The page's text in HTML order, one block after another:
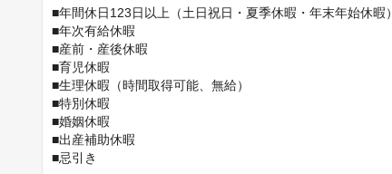
■年間休日123日以上（土日祝日・夏季休暇・年末年始休暇）
■年次有給休暇
■産前・産後休暇
■育児休暇
■生理休暇（時間取得可能、無給）
■特別休暇
■婚姻休暇
■出産補助休暇
■忌引き